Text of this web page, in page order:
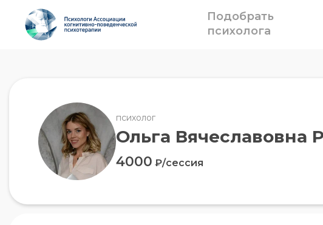
Подобрать
психолога
психолог
Ольга Вячеславовна
4000 ₽/сессия